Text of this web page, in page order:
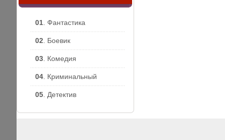
01 . Фантастика
02 . Боевик
03 . Комедия
04 . Криминальный
05 . Детектив